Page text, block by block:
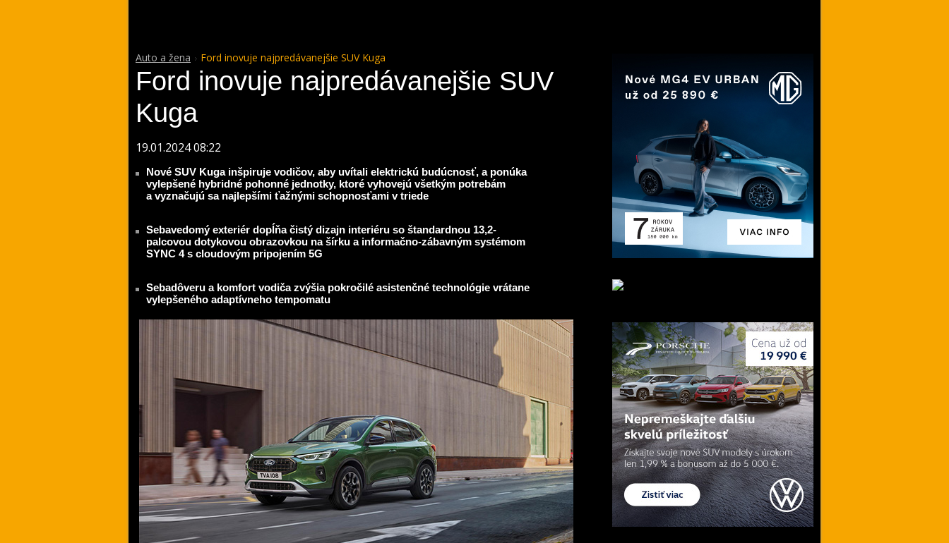
Auto a žena Ford inovuje najpredávanejšie SUV Kuga
Ford inovuje najpredávanejšie SUV
Kuga
19.01.2024 08:22
Nové SUV Kuga inšpiruje vodičov, aby uvítali elektrickú budúcnosť, a ponúka
vylepšené hybridné pohonné jednotky, ktoré vyhovejú všetkým potrebám
a vyznačujú sa najlepšími ťažnými schopnosťami v triede
Sebavedomý exteriér dopĺňa čistý dizajn interiéru so štandardnou 13,2-
palcovou dotykovou obrazovkou na šírku a informačno-zábavným systémom
SYNC 4 s cloudovým pripojením 5G
Sebadôveru a komfort vodiča zvýšia pokročilé asistenčné technológie vrátane
vylepšeného adaptívneho tempomatu